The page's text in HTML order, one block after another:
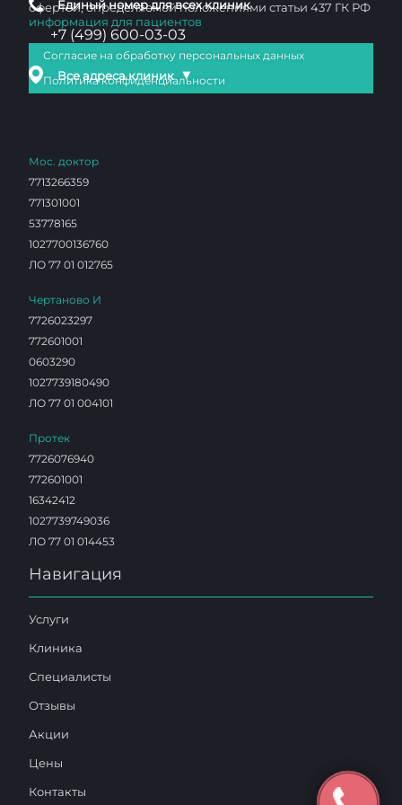
Единый номер для всех клиник
+7 (499) 600-03-03
Все адреса клиник ▼
офертой, определяемой положениями статьи 437 ГК РФ
информация для пациентов
Согласие на обработку персональных данных
Политика конфиденциальности
Мос. доктор
7713266359
771301001
53778165
1027700136760
ЛО 77 01 012765
Чертаново И
7726023297
772601001
0603290
1027739180490
ЛО 77 01 004101
Протек
7726076940
772601001
16342412
1027739749036
ЛО 77 01 014453
Навигация
Услуги
Клиника
Специалисты
Отзывы
Акции
Цены
Контакты